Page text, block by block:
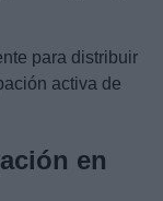
para distribuir
activa de
en